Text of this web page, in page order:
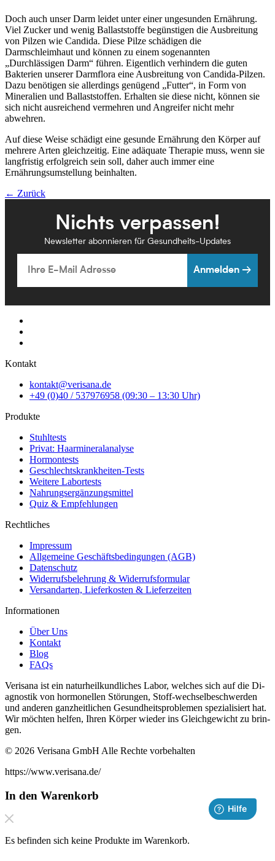
Doch auch unser Darm leidet unter einer ungesunden Ernährung.
Viel Zucker und wenig Ballaststoffe begünstigen die Ausbreitung
von Pilzen wie Candida. Diese Pilze schädigen die
Darmschleimhaut und können zu einem sogenannten
„Durchlässigen Darm“ führen. Eigentlich verhindern die guten
Bakterien unserer Darmflora eine Ausbreitung von Candida-Pilzen.
Dazu benötigen sie allerdings genügend „Futter“, in Form von
Mineralien und Ballaststoffen. Erhalten sie diese nicht, können sie
sich nicht ausreichend vermehren und Angreifer nicht mehr
abwehren.
Auf diese Weise schädigt eine gesunde Ernährung den Körper auf
mehrere Arten gleichzeitig. Eine adäquate Therapie muss, wenn sie
langfristig erfolgreich sein soll, daher auch immer eine
Ernährungsumstellung beinhalten.
← Zurück
Nichts verpassen!
Newsletter abonnieren für Gesundheits-Updates
Anmelden →
Kontakt
kontakt@verisana.de
+49 (0)40 / 537976958 (09:30 – 13:30 Uhr)
Produkte
Stuhltests
Privat: Haarmineralanalyse
Hormontests
Geschlechtskrankheiten-Tests
Weitere Labortests
Nahrungsergänzungsmittel
Quiz & Empfehlungen
Rechtliches
Impressum
Allgemeine Geschäftsbedingungen (AGB)
Datenschutz
Widerrufsbelehrung & Widerrufsformular
Versandarten, Lieferkosten & Lieferzeiten
Informationen
Über Uns
Kontakt
Blog
FAQs
Verisana ist ein naturheilkundliches La­bor, welches sich auf die Di­
ag­nos­tik von hor­monellen Störun­gen, Stof­f-wech­selbeschw­er­den
und an­deren ganzheitlichen Gesund­heit­sprob­le­men spezial­isiert hat.
Wir möchten helfen, Ihren Kör­per wieder ins Gle­ichgewicht zu brin­
gen.
© 2026 Verisana GmbH Alle Rechte vorbehalten
https://www.verisana.de/
In den Warenkorb
Es befinden sich keine Produkte im Warenkorb.